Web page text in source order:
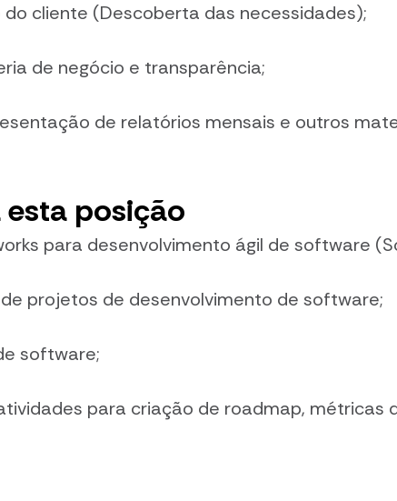
cliente (Descoberta das necessidades);
de negócio e transparência;
de relatórios mensais e outros
posição
para desenvolvimento ágil de software
projetos de desenvolvimento de software;
software;
para criação de roadmap, métricas